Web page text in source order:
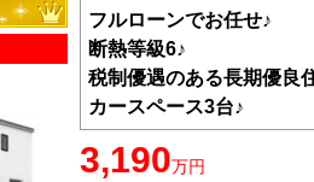
フルローンでお任せ♪
断熱等級6♪
税制優遇のある長期優良
カースペース3台♪
3,190万円